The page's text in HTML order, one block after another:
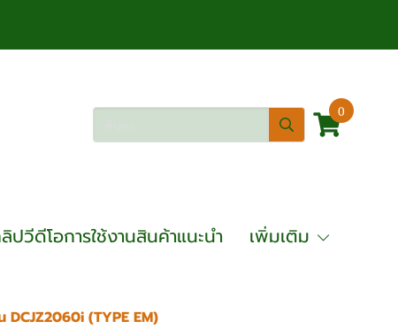
0
ปวีดีโอการใช้งานสินค้าแนะนำ เพิ่มเติม
DCJZ2060i (TYPE EM)